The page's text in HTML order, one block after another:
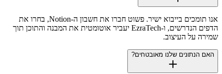
אנו תומכים בייבוא ישיר. פשוט חברו את חשבון ה-Notion, בחרו את
הדפים הנדרשים, ו-EzraTech יעביר אוטומטית את המבנה והתוכן תוך
שמירה על העיצוב.
האם הנתונים שלנו מאובטחים?